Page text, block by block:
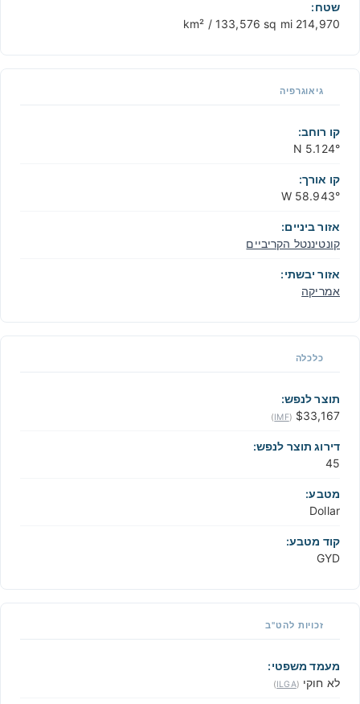
שטח:
214,970 km² / 133,576 sq mi
גיאוגרפיה
קו רוחב:
5.124° N
קו אורך:
58.943° W
אזור ביניים:
קונטיננטל הקריביים
אזור יבשתי:
אמריקה
כלכלה
תוצר לנפש:
$33,167
(
IMF
)
דירוג תוצר לנפש:
45
מטבע:
Dollar
קוד מטבע:
GYD
זכויות להט"ב
מעמד משפטי:
לא חוקי (
ILGA
)